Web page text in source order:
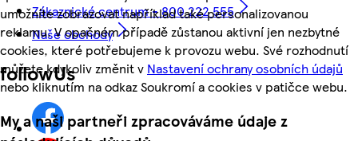
umožníte zobrazovat například také personalizovanou
reklamu. V opačném případě zůstanou aktivní jen nezbytné
cookies, které potřebujeme k provozu webu. Své rozhodnutí
můžete kdykoliv změnit v Nastavení ochrany osobních údajů
nebo kliknutím na odkaz Soukromí a cookies v patičce webu.
My a naši partneři zpracováváme údaje z
Zákaznické centrum - 800 222 555
Naše obchody
followUs